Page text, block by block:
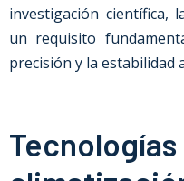
investigación científica,
un requisito
precisión y la estabilidad